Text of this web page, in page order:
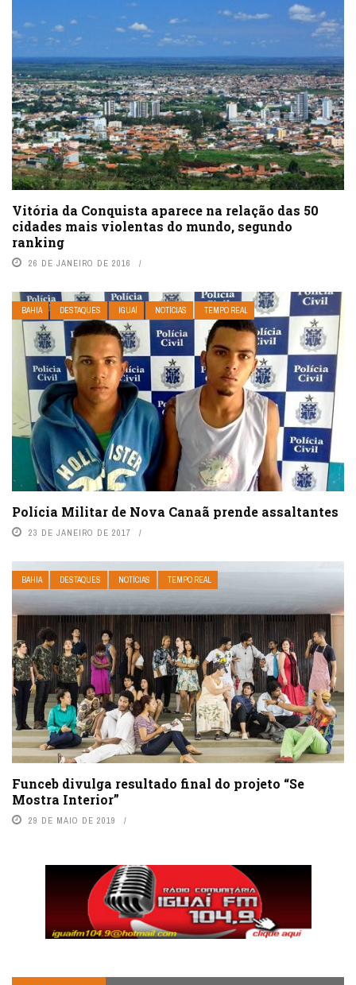
Vitória da Conquista aparece na relação das 50
cidades mais violentas do mundo, segundo
ranking
26 DE JANEIRO DE 2016
BAHIA DESTAQUES IGUAÍ NOTÍCIAS TEMPO REAL
Polícia Militar de Nova Canaã prende assaltantes
23 DE JANEIRO DE 2017
BAHIA DESTAQUES NOTÍCIAS TEMPO REAL
Funceb divulga resultado final do projeto “Se
Mostra Interior”
29 DE MAIO DE 2019